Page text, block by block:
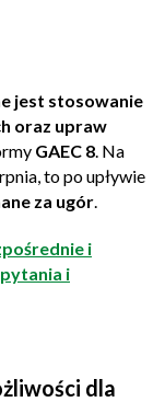
jest stosowanie
oraz upraw
GAEC 8 . Na
to po upływie
za ugór
i
i
dla